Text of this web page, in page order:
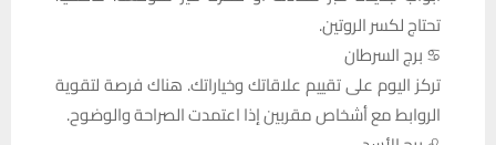
تحتاج لكسر الروتين.
♋ برج السرطان
تركز اليوم على تقييم علاقاتك وخياراتك. هناك فرصة لتقوية
الروابط مع أشخاص مقربين إذا اعتمدت الصراحة والوضوح.